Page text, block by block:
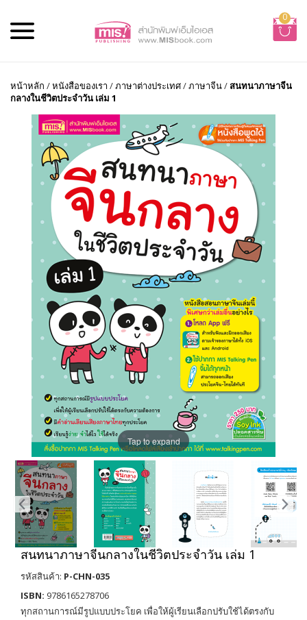
0
หน้าหลัก /หนังสือของเรา /ภาษาต่างประเทศ/ภาษาจีน/สนทนาภาษาจีน
กลางในชีวิตประจำวัน เล่ม 1
Tap to expand
สนทนาภาษาจีนกลางในชีวิตประจำวัน เล่ม 1
รหัสสินค้า: P-CHN-035
ISBN: 9786165278706
ทุกสถานการณ์มีรูปแบบประโยค เพื่อให้ผู้เรียนเลือกปรับใช้ได้ตรงกับ